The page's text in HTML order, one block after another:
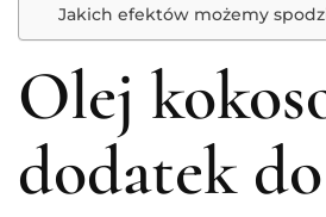
Jakich efektów możemy
Olej
dodatek